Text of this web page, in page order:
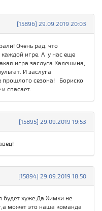
[15896] 29.09.2019 20:03
Очень рад, что
каждой игре. А у нас еще
игра заслуга Калешина,
И заслуга
прошлого сезона! Бориско
спасает.
[15895] 29.09.2019 19:53
[15894] 29.09.2019 18:50
хуже.Да Химки не
может это наша команда